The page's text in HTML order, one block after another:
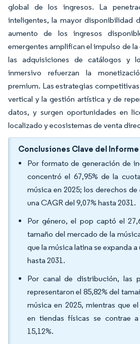
global de los ingresos. La
inteligentes, la mayor disponibilidad
aumento de los ingresos
emergentes amplifican el impulso de
las adquisiciones de catálogos y
inmersivo refuerzan la
premium. Las estrategias
vertical y la gestión artística y de
datos, y surgen oportunidades en
localizado y ecosistemas de venta
Conclusiones Clave del Informe
Por formato de generación de
concentró el 67,95% de la
música en 2025; los derechos
una CAGR del 9,07% hasta 2031.
Por género, el pop captó el
tamaño del mercado de la
que la música latina se expanda a
hasta 2031.
Por canal de distribución, las
representaron el 85,82% del
música en 2025, mientras que
en tiendas físicas se contrae
15,12%.